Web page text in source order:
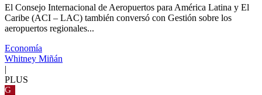
El Consejo Internacional de Aeropuertos para América Latina y El
Caribe (ACI – LAC) también conversó con Gestión sobre los
aeropuertos regionales...
Economía
Whitney Miñán
|
PLUS
G